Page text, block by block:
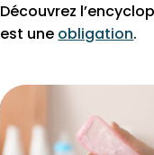
Découvrez
est une obligation.